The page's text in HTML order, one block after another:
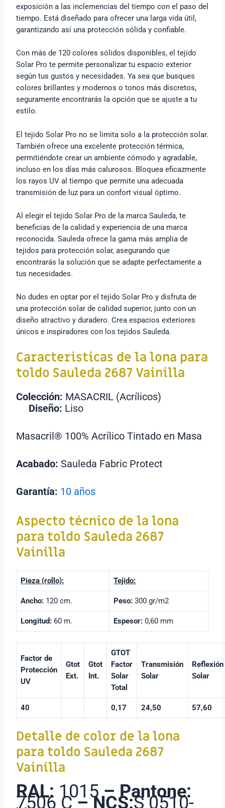
exposición a las inclemencias del tiempo con el paso del
tiempo. Está diseñado para ofrecer una larga vida útil,
garantizando así una protección sólida y confiable.
Con más de 120 colores sólidos disponibles, el tejido
Solar Pro te permite personalizar tu espacio exterior
según tus gustos y necesidades. Ya sea que busques
colores brillantes y modernos o tonos más discretos,
seguramente encontrarás la opción que se ajuste a tu
estilo.
El tejido Solar Pro no se limita solo a la protección solar.
También ofrece una excelente protección térmica,
permitiéndote crear un ambiente cómodo y agradable,
incluso en los días más calurosos. Bloquea eficazmente
los rayos UV al tiempo que permite una adecuada
transmisión de luz para un confort visual óptimo.
Al elegir el tejido Solar Pro de la marca Sauleda, te
beneficias de la calidad y experiencia de una marca
reconocida. Sauleda ofrece la gama más amplia de
tejidos para protección solar, asegurando que
encontrarás la solución que se adapte perfectamente a
tus necesidades.
No dudes en optar por el tejido Solar Pro y disfruta de
una protección solar de calidad superior, junto con un
diseño atractivo y duradero. Crea espacios exteriores
únicos e inspiradores con los tejidos Sauleda.
Caracteristicas de la lona para
toldo Sauleda 2687 Vainilla
Colección: MASACRIL (Acrílicos)
Diseño: Liso
Masacril® 100% Acrílico Tintado en Masa
Acabado:Sauleda Fabric Protect
Garantía: 10 años
Aspecto técnico de la lona
para toldo Sauleda 2687
Vainilla
Pieza (rollo): Tejido:
Ancho: 120 cm. Peso: 300 gr/m2
Longitud: 60 m. Espesor:0,60 mm
Factor de
Protección
UV
Gtot
Ext.
Gtot
Int.
GTOT
Factor
Solar
Total
Transmisión
Solar
Reflexión
Solar
40 0,17 24,50 57,60
Detalle de color de la lona
para toldo Sauleda 2687
Vainilla
RAL: 1015–Pantone:
7506 C– NCS:S 0510-